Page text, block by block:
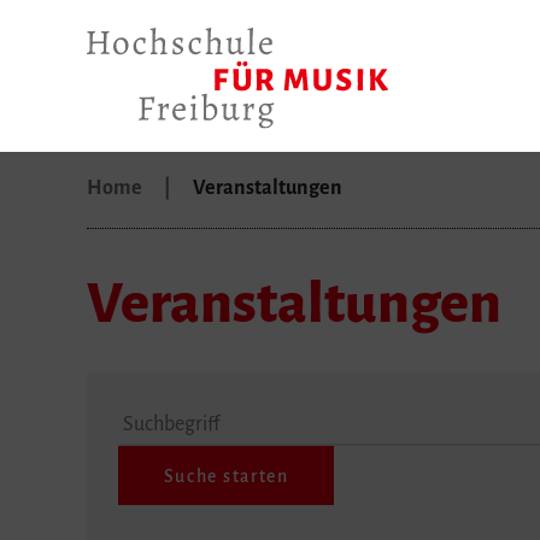
Home Veranstaltungen
Veranstaltungen
Suchbegriff